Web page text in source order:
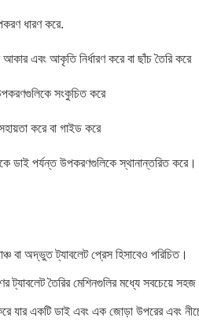
ধারণ করে.
এবং আকৃতি নির্ধারণ করে বা ছাঁচ তৈরি করে
সংকুচিত করে
করে বা গাইড করে
ডাই পর্যন্ত উপকরণগুলিকে স্থানান্তরিত করে।
বা অদ্ভুত ট্যাবলেট প্রেস হিসাবেও পরিচিত।
ট্যাবলেট তৈরির মেশিনগুলির মধ্যে সবচেয়ে
যার একটি ডাই এবং এক জোড়া উপরের এবং